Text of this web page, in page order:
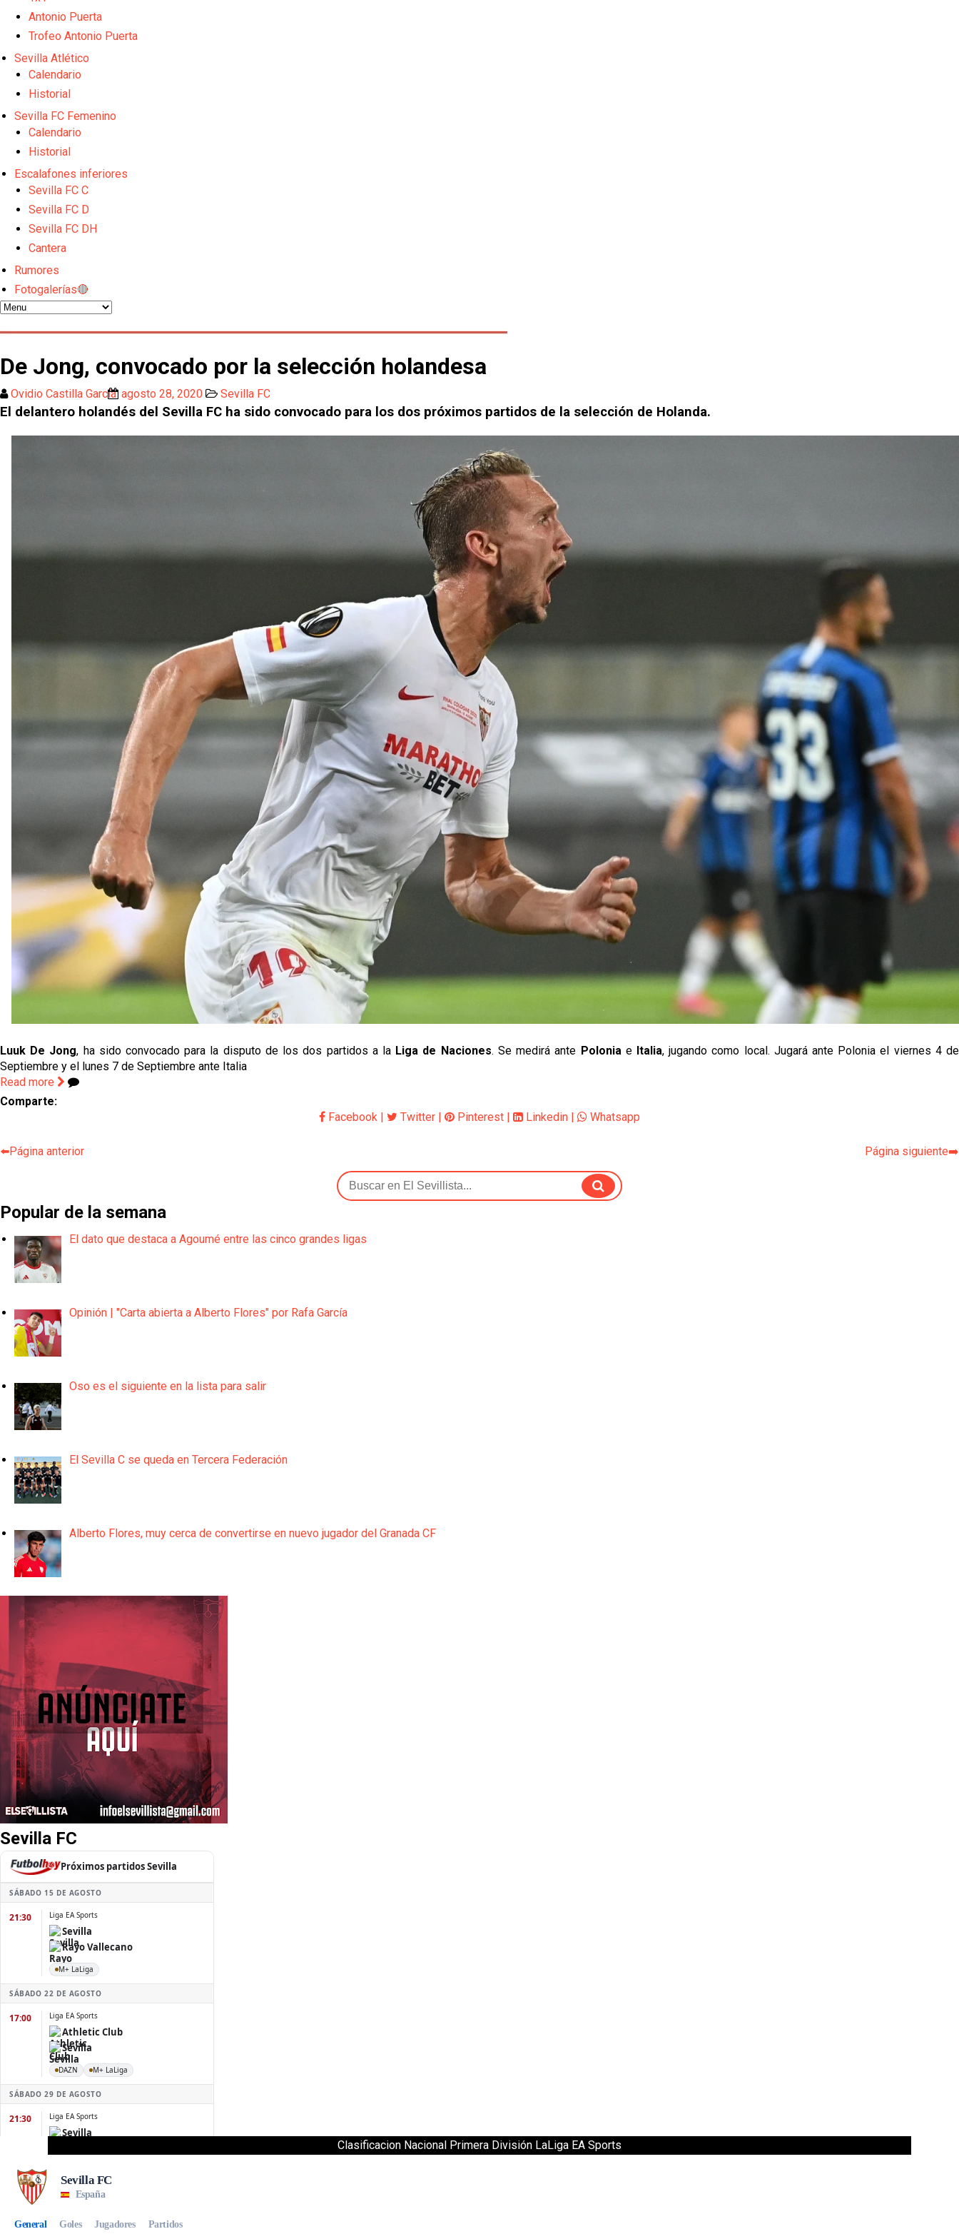
El Granada negocia con el Sevilla FC por Alberto Flores
IDV reclama dinero al Sevilla por Mercado
Crónica Pretemporada | Real Madrid 2-4 Sevilla FC Femenino
Antonio Puerta
Trofeo Antonio Puerta
Sevilla Atlético
Calendario
Historial
Sevilla FC Femenino
Calendario
Historial
Escalafones inferiores
Sevilla FC C
Sevilla FC D
Sevilla FC DH
Cantera
Rumores
Fotogalerías🔴
De Jong, convocado por la selección holandesa
Ovidio Castilla García agosto 28, 2020 Sevilla FC
El delantero holandés del Sevilla FC ha sido convocado para los dos próximos partidos de la selección de Holanda.
Luuk De Jong, ha sido convocado para la disputo de los dos partidos a la Liga de Naciones. Se medirá ante Poloniae Italia, jugando como local. Jugará ante Polonia el viernes 4 de
Septiembre y el lunes 7 de Septiembre ante Italia
Read more
Comparte:
Facebook | Twitter | Pinterest | Linkedin | Whatsapp
⬅️Página anterior Página siguiente➡️
Popular de la semana
El dato que destaca a Agoumé entre las cinco grandes ligas
Opinión | "Carta abierta a Alberto Flores" por Rafa García
Oso es el siguiente en la lista para salir
El Sevilla C se queda en Tercera Federación
Alberto Flores, muy cerca de convertirse en nuevo jugador del Granada CF
Sevilla FC
Clasificacion Nacional Primera División LaLiga EA Sports